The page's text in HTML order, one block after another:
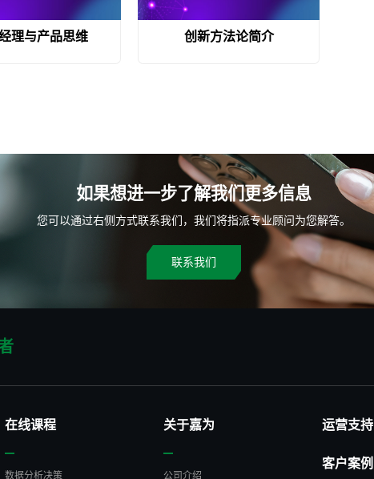
理与产品思维 创新方法论简介
如果想进一步了解我们更多信息
您可以通过右侧方式联系我们，我们将指派专业顾问为您解答。
联系我们
在线课程
数据分析决策
关于嘉为
公司介绍
运营支持
客户案例